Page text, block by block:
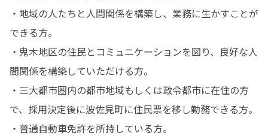
・地域の人たちと人間関係を構築し、業務に生かすことが
できる方。
・鬼木地区の住民とコミュニケーションを図り、良好な人
間関係を構築していただける方。
・三大都市圏内の都市地域もしくは政令都市に在住の方
で、採用決定後に波佐見町に住民票を移し勤務できる方。
・普通自動車免許を所持している方。